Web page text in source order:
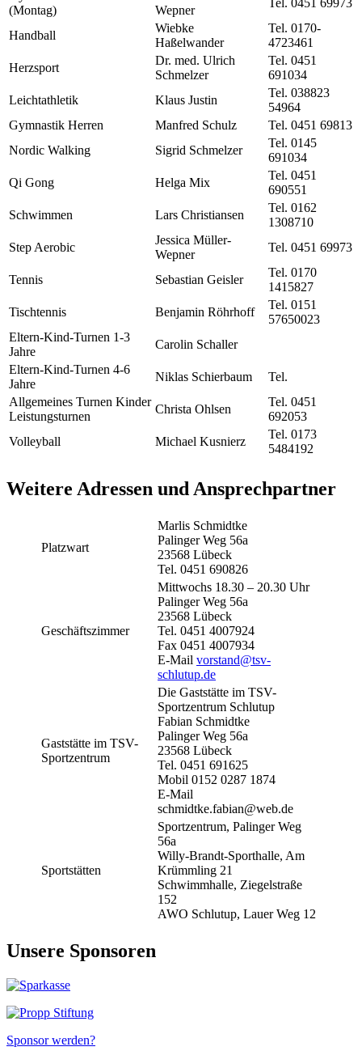
(Montag)
Wepner
Tel. 0451 69973
Handball
Wiebke
Haßelwander
Tel. 0170-
4723461
Herzsport
Dr. med. Ulrich
Schmelzer
Tel. 0451
691034
Leichtathletik
Klaus Justin
Tel. 038823
54964
Gymnastik Herren
Manfred Schulz
Tel. 0451 69813
Nordic Walking
Sigrid Schmelzer
Tel. 0145
691034
Qi Gong
Helga Mix
Tel. 0451
690551
Schwimmen
Lars Christiansen
Tel. 0162
1308710
Step Aerobic
Jessica Müller-
Wepner
Tel. 0451 69973
Tennis Sebastian Geisler
Tel. 0170
1415827
Tischtennis
Benjamin Röhrhoff
Tel. 0151
57650023
Eltern-Kind-Turnen 1-3
Jahre
Carolin Schaller
Eltern-Kind-Turnen 4-6
Jahre
Niklas Schierbaum
Tel.
Allgemeines Turnen Kinder
Leistungsturnen
Christa Ohlsen
Tel. 0451
692053
Volleyball
Michael Kusnierz
Tel. 0173
5484192
Weitere Adressen und Ansprechpartner
Platzwart
Marlis Schmidtke
Palinger Weg 56a
23568 Lübeck
Tel. 0451 690826
Geschäftszimmer
Mittwochs 18.30 – 20.30 Uhr
Palinger Weg 56a
23568 Lübeck
Tel. 0451 4007924
Fax 0451 4007934
E-Mail vorstand@tsv-
schlutup.de
Gaststätte im TSV-
Sportzentrum
Die Gaststätte im TSV-
Sportzentrum Schlutup
Fabian Schmidtke
Palinger Weg 56a
23568 Lübeck
Tel. 0451 691625
Mobil 0152 0287 1874
E-Mail
schmidtke.fabian@web.de
Sportstätten
Sportzentrum, Palinger Weg
56a
Willy-Brandt-Sporthalle, Am
Krümmling 21
Schwimmhalle, Ziegelstraße
152
AWO Schlutup, Lauer Weg 12
Unsere Sponsoren
Sponsor werden?